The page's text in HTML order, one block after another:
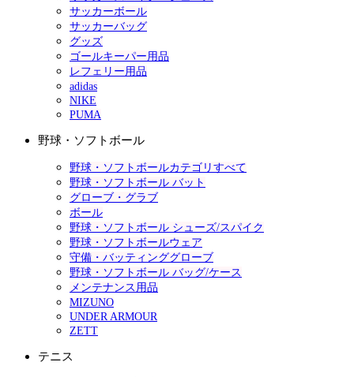
サッカーボール
サッカーバッグ
グッズ
ゴールキーパー用品
レフェリー用品
adidas
NIKE
PUMA
野球・ソフトボール
野球・ソフトボールカテゴリすべて
野球・ソフトボール バット
グローブ・グラブ
ボール
野球・ソフトボール シューズ/スパイク
野球・ソフトボールウェア
守備・バッティンググローブ
野球・ソフトボール バッグ/ケース
メンテナンス用品
MIZUNO
UNDER ARMOUR
ZETT
テニス